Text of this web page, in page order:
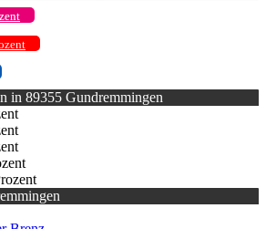
in 89355 Gundremmingen